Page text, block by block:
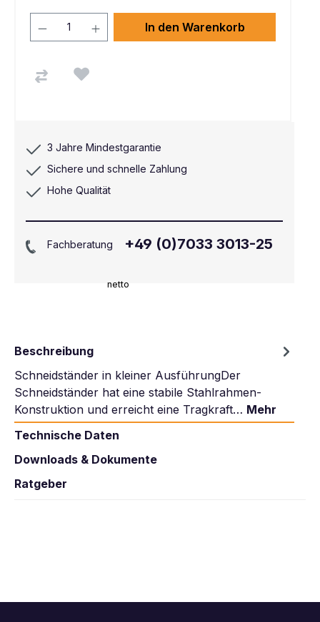
netto
In den Warenkorb
3 Jahre Mindestgarantie
Sichere und schnelle Zahlung
Hohe Qualität
Fachberatung +49 (0)7033 3013-25
Beschreibung
Schneidständer in kleiner AusführungDer
Schneidständer hat eine stabile Stahlrahmen-
Konstruktion und erreicht eine Tragkraft… Mehr
Technische Daten
Downloads & Dokumente
Ratgeber